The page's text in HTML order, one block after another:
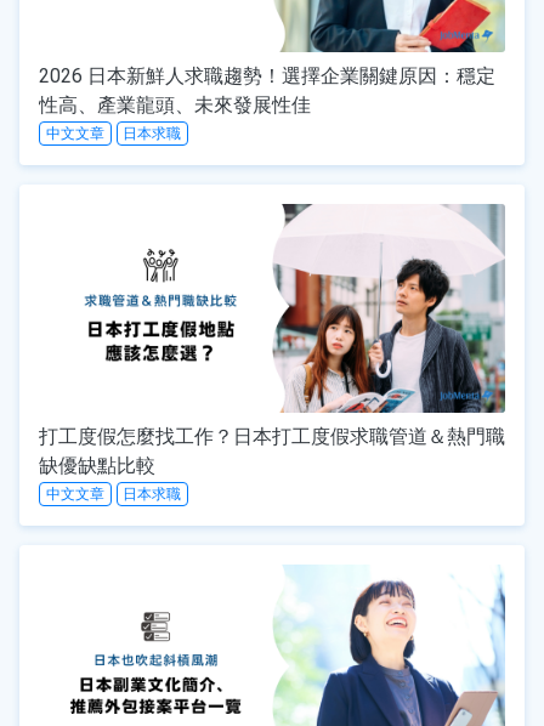
2026 日本新鮮人求職趨勢！選擇企業關鍵原因：穩定
性高、產業龍頭、未來發展性佳
中文文章 日本求職
打工度假怎麼找工作？日本打工度假求職管道＆熱門職
缺優缺點比較
中文文章 日本求職